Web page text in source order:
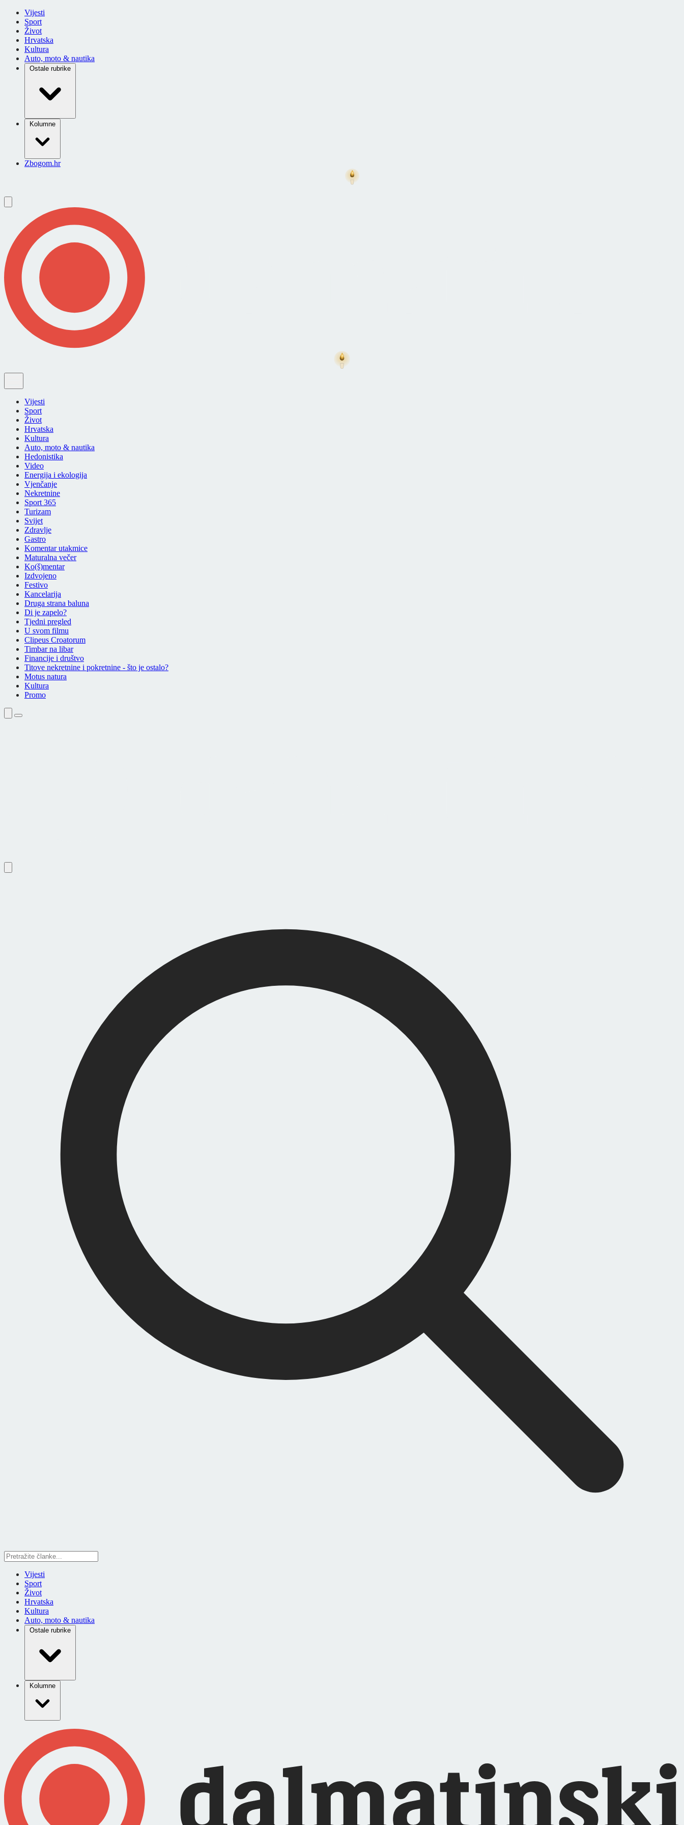
Vijesti
Sport
Život
Hrvatska
Kultura
Auto, moto & nautika
Ostale rubrike
Kolumne
Zbogom.hr
Vijesti
Sport
Život
Hrvatska
Kultura
Auto, moto & nautika
Hedonistika
Video
Energija i ekologija
Vjenčanje
Nekretnine
Sport 365
Turizam
Svijet
Zdravlje
Gastro
Komentar utakmice
Maturalna večer
Ko(š)mentar
Izdvojeno
Festivo
Kancelarija
Druga strana baluna
Di je zapelo?
Tjedni pregled
U svom filmu
Clipeus Croatorum
Timbar na libar
Financije i društvo
Titove nekretnine i pokretnine - što je ostalo?
Motus natura
Kultura
Promo
Vijesti
Sport
Život
Hrvatska
Kultura
Auto, moto & nautika
Ostale rubrike
Kolumne